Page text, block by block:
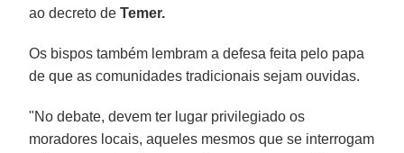
ao decreto deTemer.
Os bispos também lembram a defesa feita pelo papa
de que as comunidades tradicionais sejam ouvidas.
"No debate, devem ter lugar privilegiado os
moradores locais, aqueles mesmos que se interrogam